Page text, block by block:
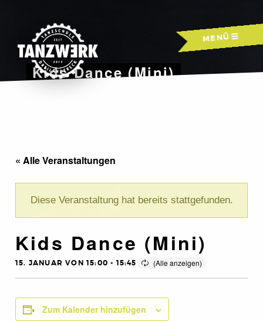
MENÜ
Kids Dance (Mini)
« Alle Veranstaltungen
Diese Veranstaltung hat bereits stattgefunden.
Kids Dance (Mini)
15. JANUAR VON 15:00 - 15:45
Zum Kalender hinzufügen